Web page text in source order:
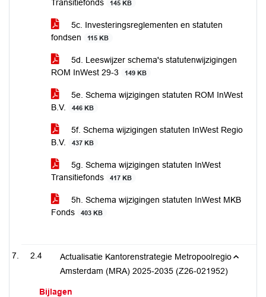
Transitiefonds
145 KB
5c. Investeringsreglementen en statuten
fondsen
115 KB
5d. Leeswijzer schema's statutenwijzigingen
ROM InWest 29-3
149 KB
5e. Schema wijzigingen statuten ROM InWest
B.V.
446 KB
5f. Schema wijzigingen statuten InWest Regio
B.V.
437 KB
5g. Schema wijzigingen statuten InWest
Transitiefonds
417 KB
5h. Schema wijzigingen statuten InWest MKB
Fonds
403 KB
2.4
Actualisatie Kantorenstrategie Metropoolregio
Amsterdam (MRA) 2025-2035 (Z26-021952)
Bijlagen